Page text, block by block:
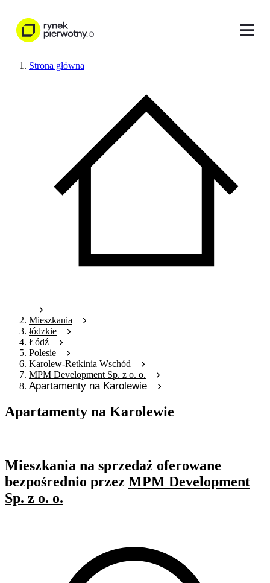
Strona główna
Mieszkania
łódzkie
Łódź
Polesie
Karolew-Retkinia Wschód
MPM Development Sp. z o. o.
Apartamenty na Karolewie
Apartamenty na Karolewie
Mieszkania na sprzedaż oferowane
bezpośrednio przez MPM Development
Sp. z o. o.